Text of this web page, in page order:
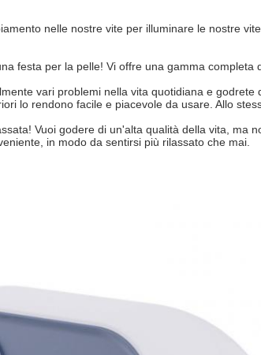
nelle nostre vite per illuminare le nostre
festa per la pelle! Vi offre una gamma
vari problemi nella vita quotidiana e
lo rendono facile e piacevole da usare. Allo
Vuoi godere di un'alta qualità della vita,
in modo da sentirsi più rilassato che mai.